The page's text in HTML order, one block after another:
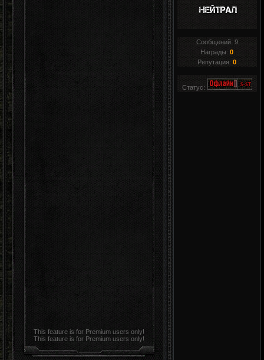
This feature is for Premium users only!
This feature is for Premium users only!
Сообщений: 9
Награды:0
Репутация:0
Статус: